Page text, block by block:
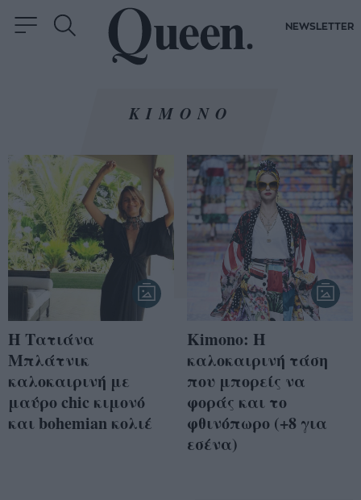
NEWSLETTER
ΚΙΜΟΝΟ
Η Τατιάνα
Μπλάτνικ
καλοκαιρινή με
μαύρο chic κιμονό
και bohemian κολιέ
Kimono: H
καλοκαιρινή τάση
που μπορείς να
φοράς και το
φθινόπωρο (+8 για
εσένα)